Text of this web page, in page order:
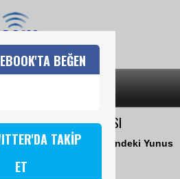
BAYRAM KUTLAMASI
Schmidt, Aachen kentindeki Yunus
bayramlaştı
Eylül 2009 / 11:14
BEĞEN
TAKİP
ET